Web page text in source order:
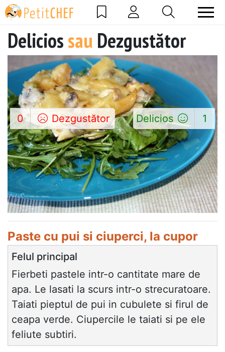
Deliciossau Dezgustător
0 Dezgustător Delicios 1
Paste cu pui si ciuperci, la cupor
Felul principal
Fierbeti pastele intr-o cantitate mare de
apa. Le lasati la scurs intr-o strecuratoare.
Taiati pieptul de pui in cubulete si firul de
ceapa verde. Ciupercile le taiati si pe ele
feliute subtiri.